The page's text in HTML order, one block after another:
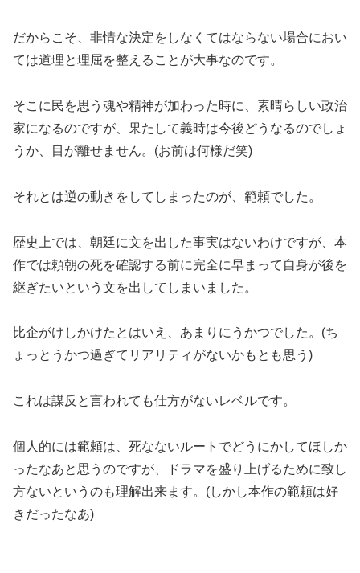
だからこそ、非情な決定をしなくてはならない場合におい
ては道理と理屈を整えることが大事なのです。
そこに民を思う魂や精神が加わった時に、素晴らしい政治
家になるのですが、果たして義時は今後どうなるのでしょ
うか、目が離せません。(お前は何様だ笑)
それとは逆の動きをしてしまったのが、範頼でした。
歴史上では、朝廷に文を出した事実はないわけですが、本
作では頼朝の死を確認する前に完全に早まって自身が後を
継ぎたいという文を出してしまいました。
比企がけしかけたとはいえ、あまりにうかつでした。(ち
ょっとうかつ過ぎてリアリティがないかもとも思う)
これは謀反と言われても仕方がないレベルです。
個人的には範頼は、死なないルートでどうにかしてほしか
ったなあと思うのですが、ドラマを盛り上げるために致し
方ないというのも理解出来ます。(しかし本作の範頼は好
きだったなあ)